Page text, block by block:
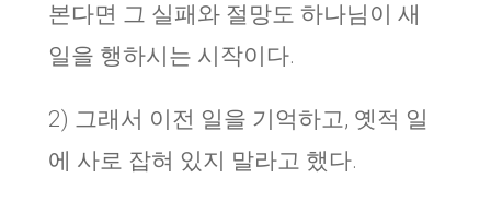
본다면 그 실패와 절망도 하나님이 새
일을 행하시는 시작이다.
2) 그래서 이전 일을 기억하고, 옛적 일
에 사로 잡혀 있지 말라고 했다.